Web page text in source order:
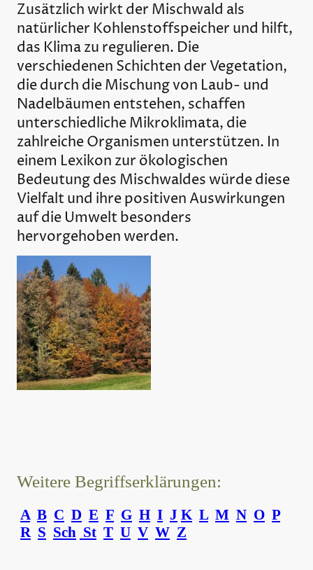
Zusätzlich wirkt der Mischwald als
natürlicher Kohlenstoffspeicher und hilft,
das Klima zu regulieren. Die
verschiedenen Schichten der Vegetation,
die durch die Mischung von Laub- und
Nadelbäumen entstehen, schaffen
unterschiedliche Mikroklimata, die
zahlreiche Organismen unterstützen. In
einem Lexikon zur ökologischen
Bedeutung des Mischwaldes würde diese
Vielfalt und ihre positiven Auswirkungen
auf die Umwelt besonders
hervorgehoben werden.
Weitere Begriffserklärungen:
A B C D E F G H I J K L M N O P
R S Sch St T U V W Z